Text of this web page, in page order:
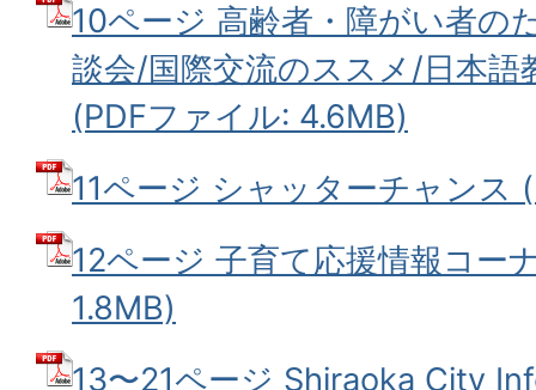
10ページ 高齢者・障がい者の
談会/国際交流のススメ/日本語
(PDFファイル: 4.6MB)
11ページ シャッターチャンス
12ページ 子育て応援情報コー
1.8MB)
13〜21ページ Shiraoka City